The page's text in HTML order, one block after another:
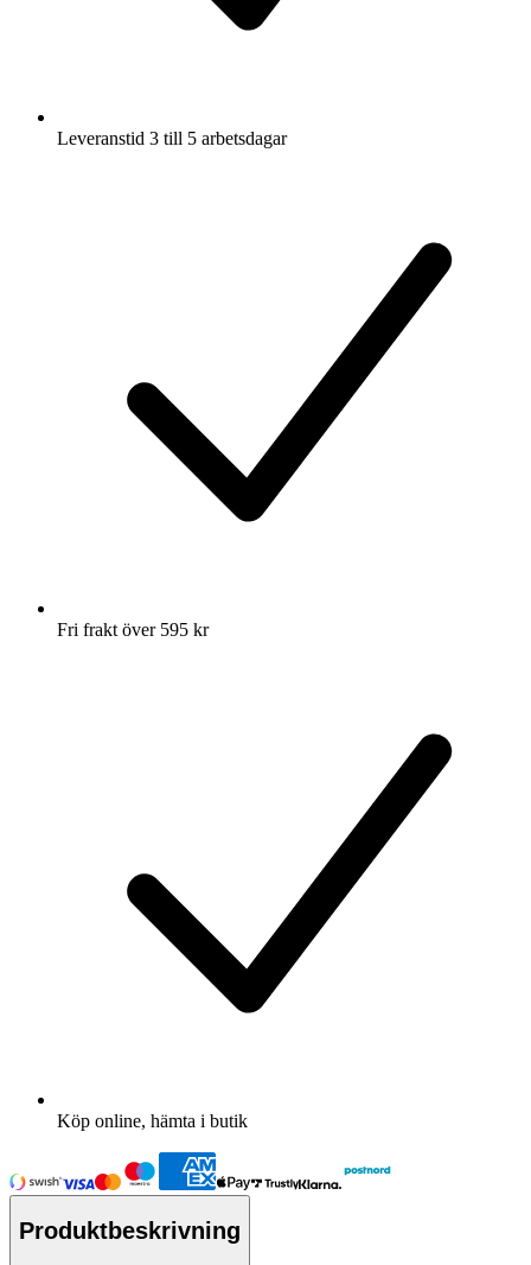
Leveranstid 3 till 5 arbetsdagar
Fri frakt över 595 kr
Köp online, hämta i butik
Produktbeskrivning